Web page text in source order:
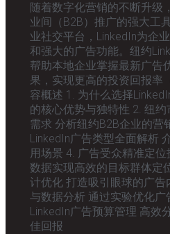
随着数字化营销的不断升级
业间（B2B）推广的强大工
业社交平台，LinkedIn为企
和强大的广告功能。纽约
帮助本地企业掌握最新广告
果，实现更高的投资回报率
容概述 1. 为什么选择
的核心优势与独特性 2. 纽
需求 分析纽约B2B企业的营
LinkedIn广告类型全面解析
用场景 4. 广告受众精准定
数据实现高效的目标群体定
计优化 打造吸引眼球的广告
与数据分析 通过实验优化广
LinkedIn广告预算管理 高效
佳回报